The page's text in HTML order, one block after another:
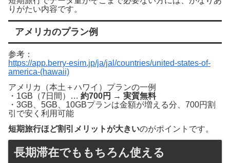
りがたい内容です。
アメリカのプラン例
参考：
https://app.berry-esim.jp/ja/jal/countries/united-states-of-
america-(hawaii)
アメリカ（本土＋ハワイ）プランの一例
・1GB（7日間）… 約700円 → 実質無料
・3GB、5GB、10GBプランは金額が増える分、700円割
引で安く利用可能
短期旅行ほど割引メリットが大きいのがポイントです。
長期滞在でももちろん使える